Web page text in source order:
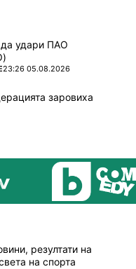
удари ПАО
23:26 05.08.2026
заровиха
резултати на
на спорта